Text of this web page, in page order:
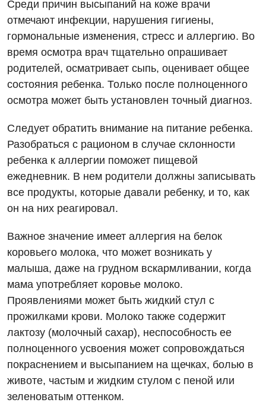
Кардиология
Маммология
Медицинская психология
Неврология
Онкологическое отделение
Оториноларингология
Офтальмологическое отделение
Проктология
Пульмонология
Ревматология
Терапия
Урология
Хирургическое отделение
Среди причин высыпаний на коже врачи
отмечают инфекции, нарушения гигиены,
гормональные изменения, стресс и аллергию. Во
время осмотра врач тщательно опрашивает
родителей, осматривает сыпь, оценивает общее
состояния ребенка. Только после полноценного
осмотра может быть установлен точный диагноз.
Следует обратить внимание на питание ребенка.
Разобраться с рационом в случае склонности
ребенка к аллергии поможет пищевой
ежедневник. В нем родители должны записывать
все продукты, которые давали ребенку, и то, как
он на них реагировал.
Важное значение имеет аллергия на белок
коровьего молока, что может возникать у
малыша, даже на грудном вскармливании, когда
мама употребляет коровье молоко.
Проявлениями может быть жидкий стул с
прожилками крови. Молоко также содержит
лактозу (молочный сахар), неспособность ее
полноценного усвоения может сопровождаться
покраснением и высыпанием на щечках, болью в
животе, частым и жидким стулом с пеной или
зеленоватым оттенком.